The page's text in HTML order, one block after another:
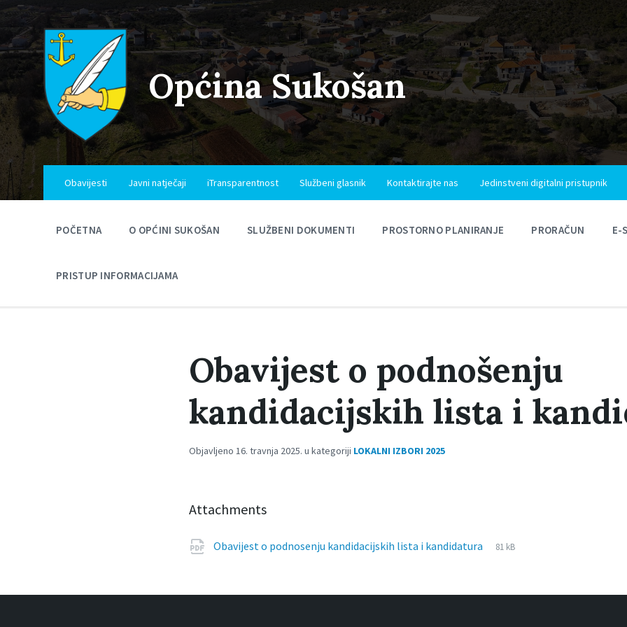
Skip
content
Skip
main
navigation
Skip
footer
Općina Sukošan
Obavijesti Javni natječaji iTransparentnost Službeni glasnik Kontaktirajte nas Jedinstveni digitalni pristupnik
POČETNA O OPĆINI SUKOŠAN SLUŽBENI DOKUMENTI PROSTORNO PLANIRANJE PRORAČUN E-
PRISTUP INFORMACIJAMA
Obavijest o podnošenju
kandidacijskih lista i
Objavljeno 16. travnja 2025. u kategoriji LOKALNI IZBORI 2025
Attachments
Obavijest o podnosenju kandidacijskih lista i kandidatura
File
pdf
File
81 kB